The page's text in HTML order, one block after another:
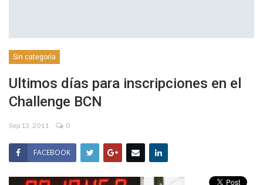
Sin categoría
Ultimos días para inscripciones en el
Challenge BCN
Sep 13, 2011 0
FACEBOOK